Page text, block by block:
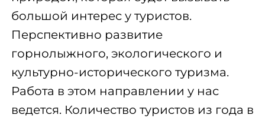
большой интерес у туристов.
Перспективно развитие
горнолыжного, экологического и
культурно-исторического туризма.
Работа в этом направлении у нас
ведется. Количество туристов из года в